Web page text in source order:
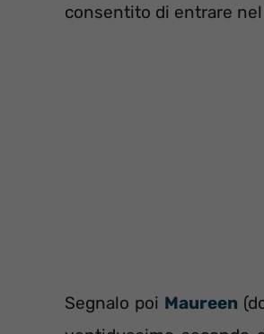
consentito di entrare
Segnalo poi Maureen